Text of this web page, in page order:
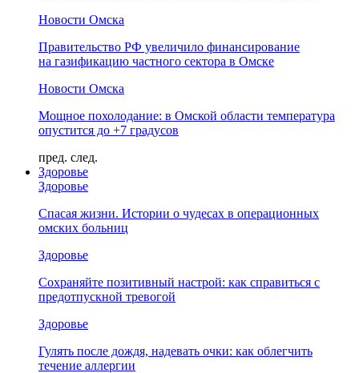
Новости Омска
Правительство РФ увеличило финансирование
на газификацию частного сектора в Омске
Новости Омска
Мощное похолодание: в Омской области температура
опустится до +7 градусов
пред. след.
Здоровье
Здоровье
Спасая жизни. Истории о чудесах в операционных
омских больниц
Здоровье
Сохраняйте позитивный настрой: как справиться с
предотпускной тревогой
Здоровье
Гулять после дождя, надевать очки: как облегчить
течение аллергии